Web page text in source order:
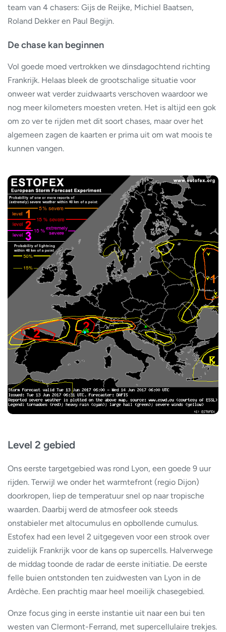
team van 4 chasers: Gijs de Reijke, Michiel Baatsen,
Roland Dekker en Paul Begijn.
De chase kan beginnen
Vol goede moed vertrokken we dinsdagochtend richting
Frankrijk. Helaas bleek de grootschalige situatie voor
onweer wat verder zuidwaarts verschoven waardoor we
nog meer kilometers moesten vreten. Het is altijd een gok
om zo ver te rijden met dit soort chases, maar over het
algemeen zagen de kaarten er prima uit om wat moois te
kunnen vangen.
Level 2 gebied
Ons eerste targetgebied was rond Lyon, een goede 9 uur
rijden. Terwijl we onder het warmtefront (regio Dijon)
doorkropen, liep de temperatuur snel op naar tropische
waarden. Daarbij werd de atmosfeer ook steeds
onstabieler met altocumulus en opbollende cumulus.
Estofex had een level 2 uitgegeven voor een strook over
zuidelijk Frankrijk voor de kans op supercells. Halverwege
de middag toonde de radar de eerste initiatie. De eerste
felle buien ontstonden ten zuidwesten van Lyon in de
Ardèche. Een prachtig maar heel moeilijk chasegebied.
Onze focus ging in eerste instantie uit naar een bui ten
westen van Clermont-Ferrand, met supercellulaire trekjes.